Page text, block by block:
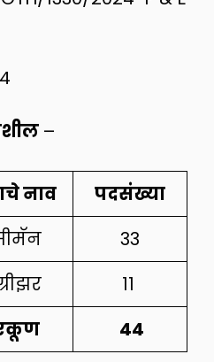
–
नाव
पदसंख्या
33
11
44